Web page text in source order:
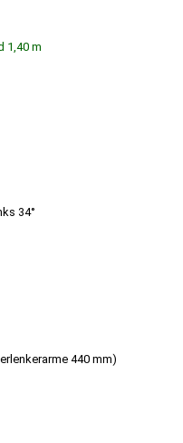
34°
440 mm)